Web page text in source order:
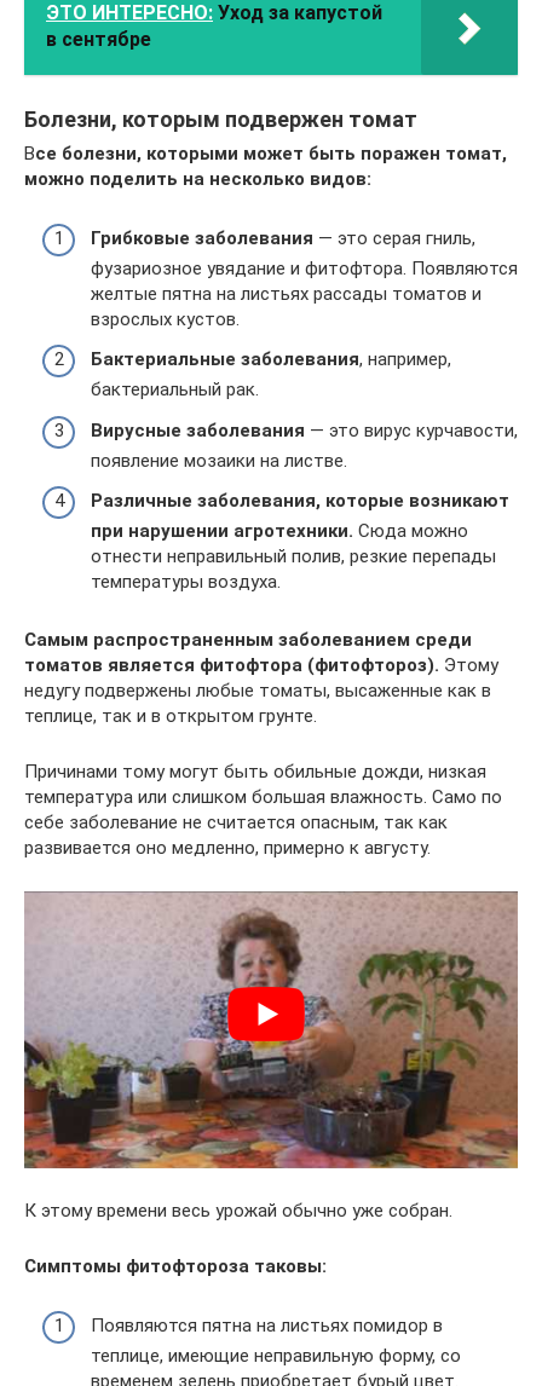
ЭТО ИНТЕРЕСНО: Уход за капустой
в сентябре
Болезни, которым подвержен томат
Все болезни, которыми может быть поражен томат,
можно поделить на несколько видов:
Грибковые заболевания — это серая гниль,
фузариозное увядание и фитофтора. Появляются
желтые пятна на листьях рассады томатов и
взрослых кустов.
Бактериальные заболевания, например,
бактериальный рак.
Вирусные заболевания — это вирус курчавости,
появление мозаики на листве.
Различные заболевания, которые возникают
при нарушении агротехники. Сюда можно
отнести неправильный полив, резкие перепады
температуры воздуха.
Самым распространенным заболеванием среди
томатов является фитофтора (фитофтороз). Этому
недугу подвержены любые томаты, высаженные как в
теплице, так и в открытом грунте.
Причинами тому могут быть обильные дожди, низкая
температура или слишком большая влажность. Само по
себе заболевание не считается опасным, так как
развивается оно медленно, примерно к августу.
К этому времени весь урожай обычно уже собран.
Симптомы фитофтороза таковы:
Появляются пятна на листьях помидор в
теплице, имеющие неправильную форму, со
временем зелень приобретает бурый цвет.